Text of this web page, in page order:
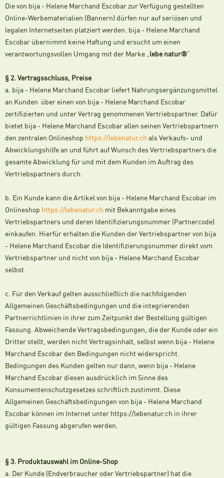
Die von bija - Helene Marchand Escobar zur Verfügung gestellten
Online-Werbematerialien (Bannern) dürfen nur auf seriösen und
legalen Internetseiten platziert werden. bija - Helene Marchand
Escobar übernimmt keine Haftung und ersucht um einen
verantwortungsvollen Umgang mit der Marke „lebe natur®“
§ 2. Vertragsschluss, Preise
a. bija - Helene Marchand Escobar liefert Nahrungsergänzungsmittel
an Kunden über einen von bija - Helene Marchand Escobar
zertifizierten und unter Vertrag genommenen Vertriebspartner. Dafür
bietet bija - Helene Marchand Escobar allen seinen Vertriebspartnern
den zentralen Onlineshop https://lebenatur.ch als Verkaufs- und
Abwicklungshilfe an und führt auf Wunsch des Vertriebspartners die
gesamte Abwicklung für und mit dem Kunden im Auftrag des
Vertriebspartners durch.
b. Ein Kunde kann die Artikel von bija - Helene Marchand Escobar im
Onlineshop https://lebenatur.ch mit Bekanntgabe eines
Vertriebspartners und deren Identifizierungsnummer (Partnercode)
einkaufen. Hierfür erhalten die Kunden der Vertriebspartner von bija
- Helene Marchand Escobar die Identifizierungsnummer direkt vom
Vertriebspartner und nicht von bija - Helene Marchand Escobar
selbst.
c. Für den Verkauf gelten ausschließlich die nachfolgenden
Allgemeinen Geschäftsbedingungen und die integrierenden
Partnerrichtlinien in ihrer zum Zeitpunkt der Bestellung gültigen
Fassung. Abweichende Vertragsbedingungen, die der Kunde oder ein
Dritter stellt, werden nicht Vertragsinhalt, selbst wenn bija - Helene
Marchand Escobar den Bedingungen nicht widerspricht.
Bedingungen des Kunden gelten nur dann, wenn bija - Helene
Marchand Escobar diesen ausdrücklich im Sinne des
Konsumentenschutzgesetzes schriftlich zustimmt. Diese
Allgemeinen Geschäftsbedingungen von bija - Helene Marchand
Escobar können im Internet unter https://lebenatur.ch in ihrer
gültigen Fassung abgerufen werden.
§ 3. Produktauswahl im Online-Shop
a. Der Kunde (Endverbraucher oder Vertriebspartner) hat die